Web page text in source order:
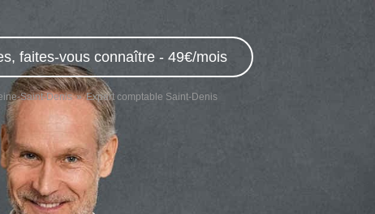
faites-vous connaître - 49€/mois
Saint-Denis Expert comptable Saint-Denis